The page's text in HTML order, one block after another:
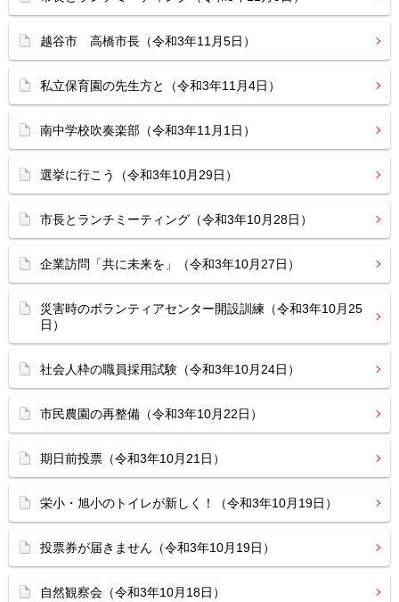
越谷市 高橋市長（令和3年11月5日）
私立保育園の先生方と（令和3年11月4日）
南中学校吹奏楽部（令和3年11月1日）
選挙に行こう（令和3年10月29日）
市長とランチミーティング（令和3年10月28日）
企業訪問「共に未来を」（令和3年10月27日）
災害時のボランティアセンター開設訓練（令和3年10月25
日）
社会人枠の職員採用試験（令和3年10月24日）
市民農園の再整備（令和3年10月22日）
期日前投票（令和3年10月21日）
栄小・旭小のトイレが新しく！（令和3年10月19日）
投票券が届きません（令和3年10月19日）
自然観察会（令和3年10月18日）